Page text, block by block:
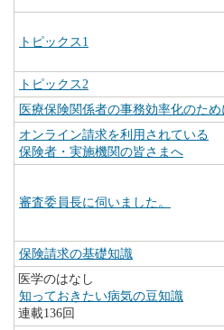
トピックス1
トピックス2
医療保険関係者の事務効率化のため
オンライン請求を利用されている
保険者・実施機関の皆さまへ
審査委員長に伺いました。
保険請求の基礎知識
医学のはなし
知っておきたい病気の豆知識
連載136回